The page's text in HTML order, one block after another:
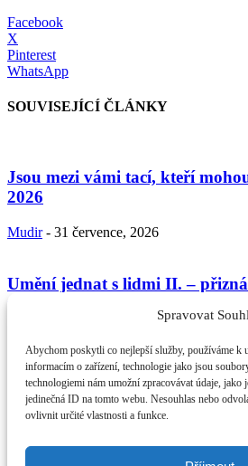
Spravovat
Abychom poskytli co nejlepší služby, používáme k
informacím o zařízení, technologie jako jsou
technologiemi nám umožní zpracovávat údaje, jako
jedinečná ID na tomto webu. Nesouhlas nebo
ovlivnit určité vlastnosti a funkce.
Facebook
X
Pinterest
WhatsApp
SOUVISEJÍCÍ ČLÁNKY
Jsou mezi vámi tací, kteří
2026
Mudir - 31 července, 2026
Umění jednat s lidmi II. –
Umění jednání s lidmi podle
2026
Mudir - 17 července, 2026